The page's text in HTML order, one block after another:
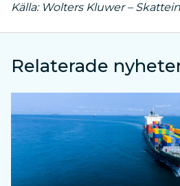
Källa: Wolters Kluwer –
Relaterade